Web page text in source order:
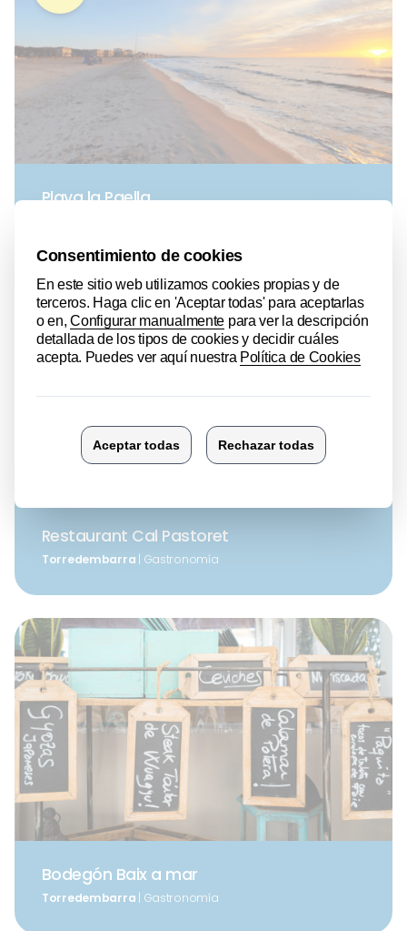
Playa la Paella
Restaurant Cal Pastoret
Torredembarra | Gastronomía
Bodegón Baix a mar
Torredembarra | Gastronomía